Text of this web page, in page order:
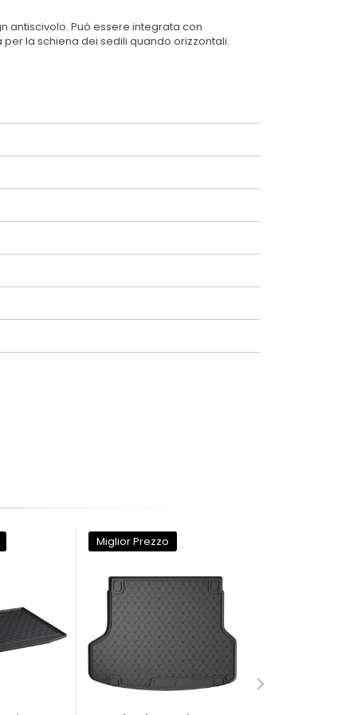
antiscivolo. Può essere integrata con
la schiena dei sedili quando orizzontali.
Miglior Prezzo